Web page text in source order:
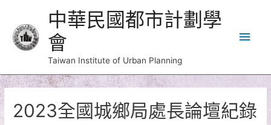
中華民國都市計劃學
會
Taiwan Institute of Urban Planning
Main
2023全國城鄉局處長論壇紀錄